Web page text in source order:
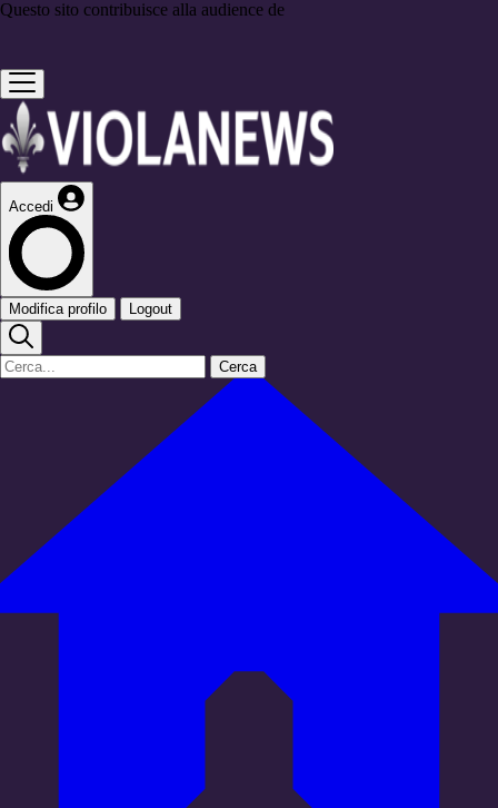
Questo sito contribuisce alla audience de
Accedi
Modifica profilo Logout
Cerca